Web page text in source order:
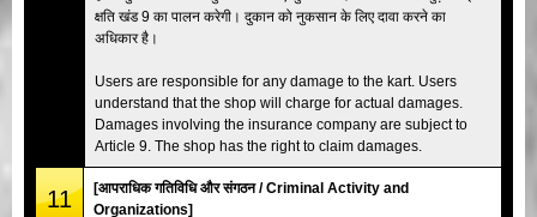
क्षति खंड 9 का पालन करेगी। दुकान को नुकसान के लिए दावा करने का
अधिकार है।
Users are responsible for any damage to the kart. Users
understand that the shop will charge for actual damages.
Damages involving the insurance company are subject to
Article 9. The shop has the right to claim damages.
11
[आपराधिक गतिविधि और संगठन / Criminal Activity and
Organizations]